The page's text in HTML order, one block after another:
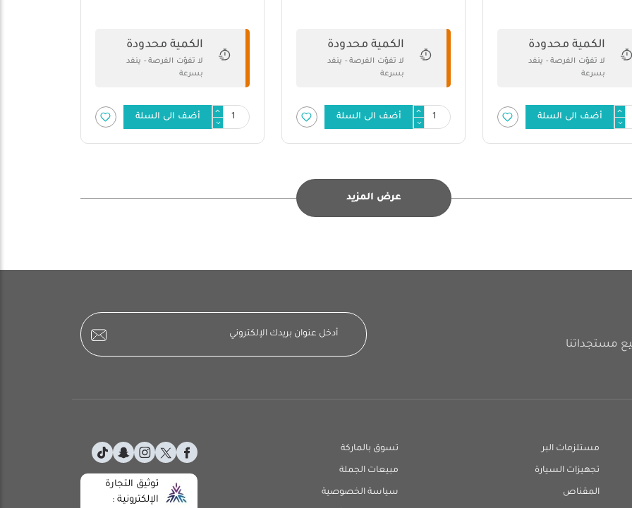
الكمية محدودة
لا تفوّت الفرصة - ينفد
بسرعة
أضف الى السلة
الكمية محدودة
لا تفوّت الفرصة - ينفد
بسرعة
أضف الى السلة
الكمية محدودة
لا تفوّت الفرصة - ينفد
بسرعة
أضف الى السلة
عرض المزيد
مستلزمات البر
تجهيزات السيارة
المقناص
تسوق بالماركة
مبيعات الجملة
سياسة الخصوصية
توثيق التجارة
الإلكترونية :